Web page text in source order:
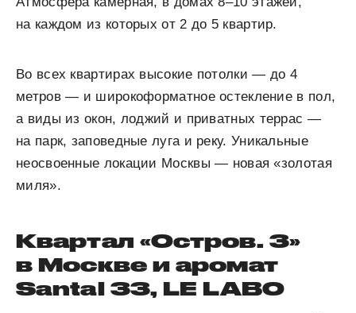
на каждом из которых от 2 до 5 квартир.
Во всех квартирах высокие потолки — до 4
метров — и широкоформатное остекление в пол,
а виды из окон, лоджий и приватных террас —
на парк, заповедные луга и реку. Уникальные
неосвоенные локации Москвы — новая «золотая
миля».
Квартал «Остров. 3»
в Москве и аромат
Santal 33, LE LABO